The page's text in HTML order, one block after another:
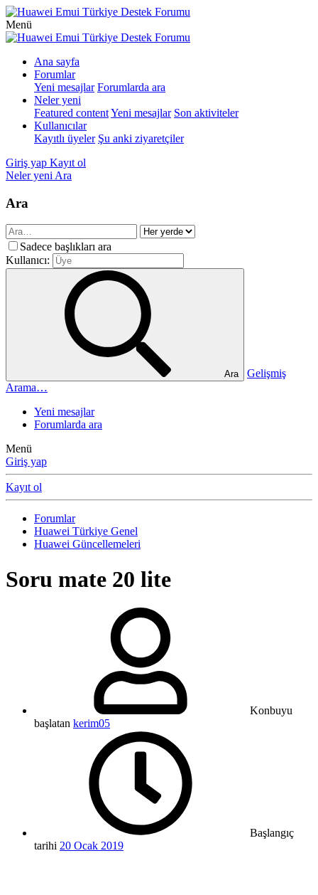
Menü
Ana sayfa
Forumlar
Yeni mesajlar Forumlarda ara
Neler yeni
Featured contentYeni mesajlar Son aktiviteler
Kullanıcılar
Kayıtlı üyeler Şu anki ziyaretçiler
Giriş yap Kayıt ol
Neler yeni Ara
Ara
Sadece başlıkları ara
Kullanıcı:
Ara
Gelişmiş
Arama…
Yeni mesajlar
Forumlarda ara
Menü
Giriş yap
Kayıt ol
Forumlar
Huawei Türkiye Genel
Huawei Güncellemeleri
Soru mate 20 lite
Konbuyu
başlatan kerim05
Başlangıç
tarihi 20 Ocak 2019